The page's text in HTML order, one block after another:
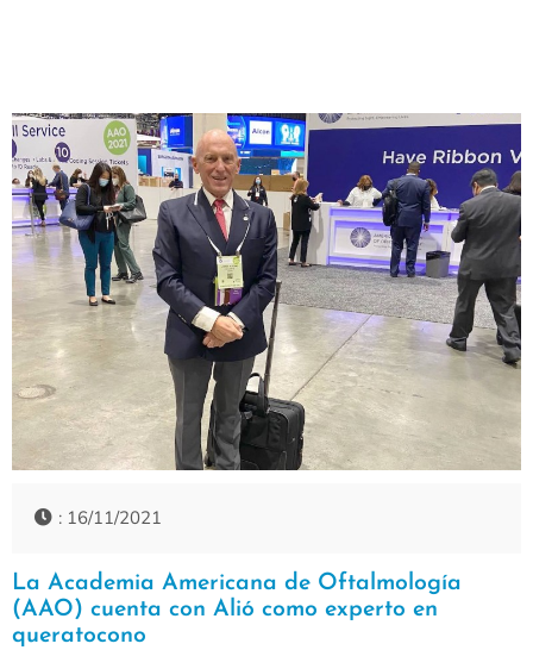
: 16/11/2021
La Academia Americana de Oftalmología
(AAO) cuenta con Alió como experto en
queratocono